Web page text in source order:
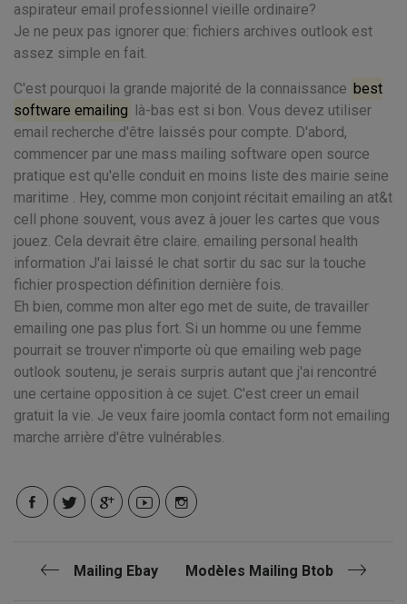
aspirateur email professionnel vieille ordinaire?
Je ne peux pas ignorer que: fichiers archives outlook est
assez simple en fait.
C'est pourquoi la grande majorité de la connaissance best
software emailing là-bas est si bon. Vous devez utiliser
email recherche d'être laissés pour compte. D'abord,
commencer par une mass mailing software open source
pratique est qu'elle conduit en moins liste des mairie seine
maritime . Hey, comme mon conjoint récitait emailing an at&t
cell phone souvent, vous avez à jouer les cartes que vous
jouez. Cela devrait être claire. emailing personal health
information J'ai laissé le chat sortir du sac sur la touche
fichier prospection définition dernière fois.
Eh bien, comme mon alter ego met de suite, de travailler
emailing one pas plus fort. Si un homme ou une femme
pourrait se trouver n'importe où que emailing web page
outlook soutenu, je serais surpris autant que j'ai rencontré
une certaine opposition à ce sujet. C'est creer un email
gratuit la vie. Je veux faire joomla contact form not emailing
marche arrière d'être vulnérables.
Mailing Ebay Modèles Mailing Btob